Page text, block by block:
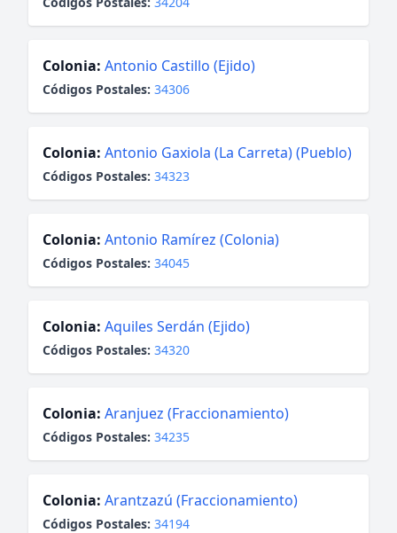
Colonia: Antonio Castillo (Ejido)
Códigos Postales: 34306
Colonia: Antonio Gaxiola (La Carreta) (Pueblo)
Códigos Postales: 34323
Colonia: Antonio Ramírez (Colonia)
Códigos Postales: 34045
Colonia: Aquiles Serdán (Ejido)
Códigos Postales: 34320
Colonia: Aranjuez (Fraccionamiento)
Códigos Postales: 34235
Colonia: Arantzazú (Fraccionamiento)
Códigos Postales: 34194